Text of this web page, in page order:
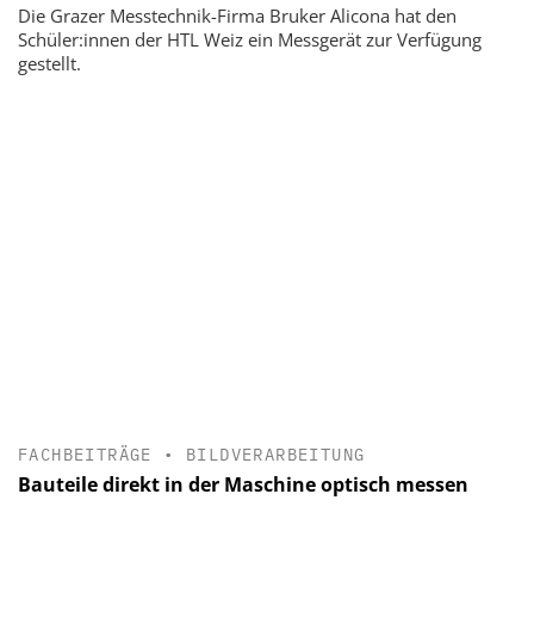
Die Grazer Messtechnik-Firma Bruker Alicona hat den
Schüler:innen der HTL Weiz ein Messgerät zur Verfügung
gestellt.
FACHBEITRÄGE • BILDVERARBEITUNG
Bauteile direkt in der Maschine optisch messen